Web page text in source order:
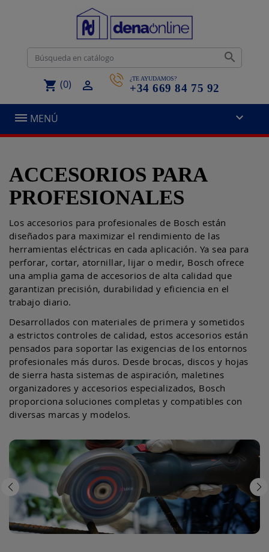

shopping_cart (0)  ¿TE AYUDAMOS?
+34 669 84 75 92
MENÚ 
ACCESORIOS PARA
PROFESIONALES
Los accesorios para profesionales de Bosch están
diseñados para maximizar el rendimiento de las
herramientas eléctricas en cada aplicación. Ya sea para
perforar, cortar, atornillar, lijar o medir, Bosch ofrece
una amplia gama de accesorios de alta calidad que
garantizan precisión, durabilidad y eficiencia en el
trabajo diario.
Desarrollados con materiales de primera y sometidos
a estrictos controles de calidad, estos accesorios están
pensados para soportar las exigencias de los entornos
profesionales más duros. Desde brocas, discos y hojas
de sierra hasta sistemas de aspiración, maletines
organizadores y accesorios especializados, Bosch
proporciona soluciones completas y compatibles con
diversas marcas y modelos.